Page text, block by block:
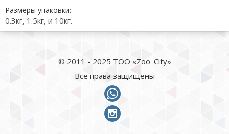
Размеры упаковки:
0.3кг, 1.5кг, и 10кг.
© 2011 - 2025 ТОО «Zoo_City»
Все права защищены